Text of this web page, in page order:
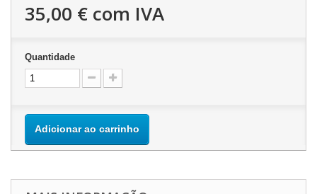
35,00 € com IVA
Quantidade
Adicionar ao carrinho